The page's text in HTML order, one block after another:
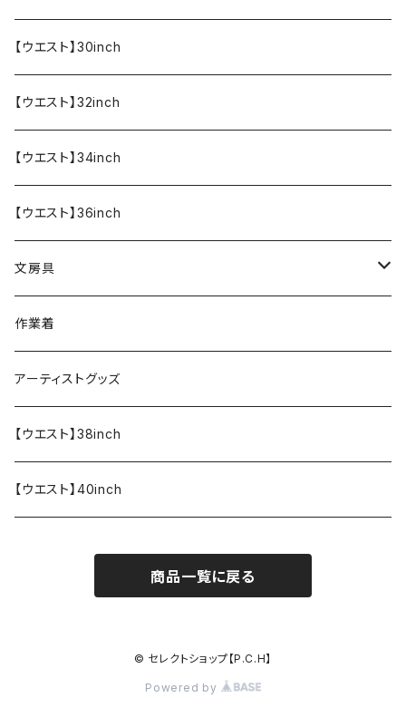
【ウエスト】30inch
【ウエスト】32inch
【ウエスト】34inch
【ウエスト】36inch
文房具
ペンケース
作業着
アーティストグッズ
【ウエスト】38inch
【ウエスト】40inch
商品一覧に戻る
© セレクトショップ【P.C.H】
Powered by